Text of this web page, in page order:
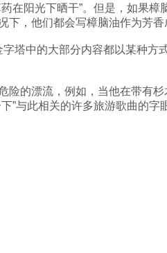
在阳光下晒干”。但是，如果
，他们都会写樟脑油作为芳香
塔中的大部分内容都以某种方
的漂流，例如，当他在带有
”与此相关的许多旅游歌曲的字